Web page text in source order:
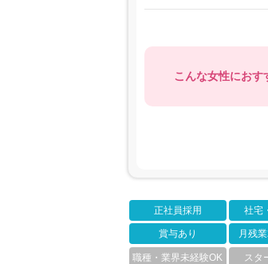
こんな女性におす
正社員採用 社宅
賞与あり 月残
職種・業界未経験OK スタ